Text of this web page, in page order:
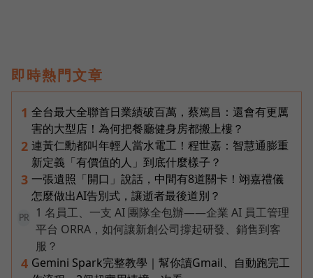
即時熱門文章
1 全台最大全聯首日業績破百萬，蔡篤昌：還會有更厲
害的大型店！為何把餐廳健身房都搬上樓？
2 連黃仁勳都叫年輕人當水電工！程世嘉：智慧通膨重
新定義「有價值的人」到底什麼樣子？
3 一張遺照「開口」說話，中間有8道關卡！翊嘉禮儀
怎麼做出AI告別式，讓逝者最後道別？
PR
1 名員工、一支 AI 團隊全包辦——企業 AI 員工管理
平台 ORRA，如何讓新創公司撐起研發、銷售到客
服？
4 Gemini Spark完整教學｜幫你讀Gmail、自動跑完工